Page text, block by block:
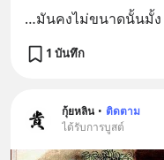
…มันคงไม่ขนาดนั้นมั้
1 บันทึก
กุ้ยหลิน • ติดตาม
ได้รับการบูสต์